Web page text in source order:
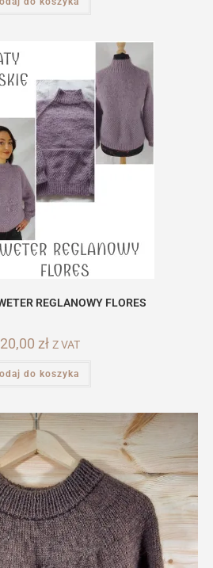
REGLANOWY FLORES
zł Z VAT
do koszyka